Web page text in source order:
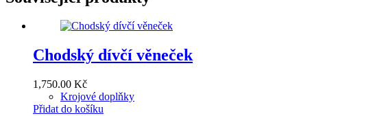
Chodský dívčí věneček
1,750.00 Kč
Krojové doplňky
Přidat do košíku